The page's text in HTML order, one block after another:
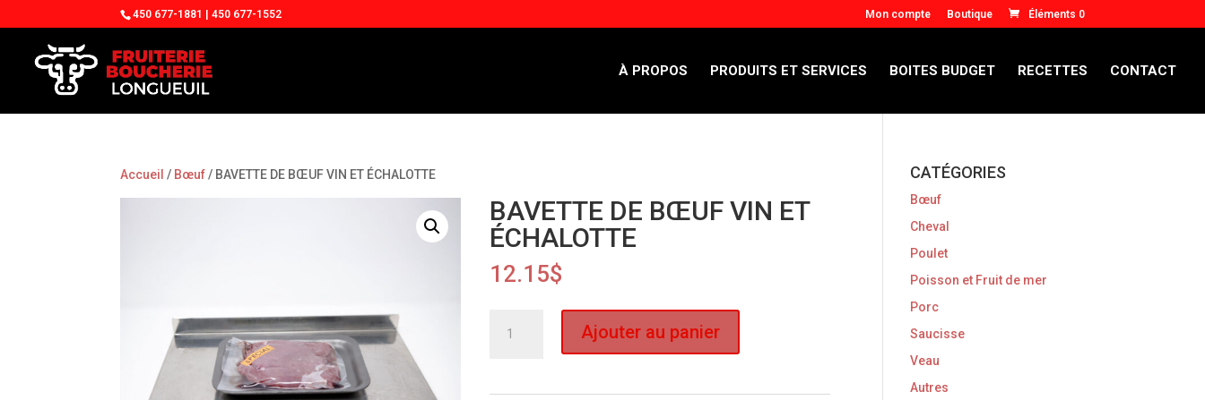
450 677-1881 | 450 677-1552 Mon compte Boutique Éléments 0
À PROPOS PRODUITS ET SERVICES BOITES BUDGET RECETTES CONTACT
Accueil / Bœuf/ BAVETTE DE BŒUF VIN ET ÉCHALOTTE
BAVETTE DE BŒUF VIN ET
ÉCHALOTTE
12.15$
Ajouter au panier
CATÉGORIES
Bœuf
Cheval
Poulet
Poisson et Fruit de mer
Porc
Saucisse
Veau
Autres